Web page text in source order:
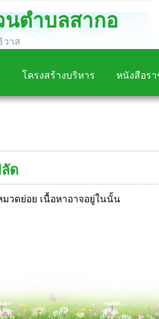
นตำบลสากอ
วาส
โครงสร้างบริหาร หนังสือร
ด
วดย่อย เนื้อหาอาจอยู่ในนั้น